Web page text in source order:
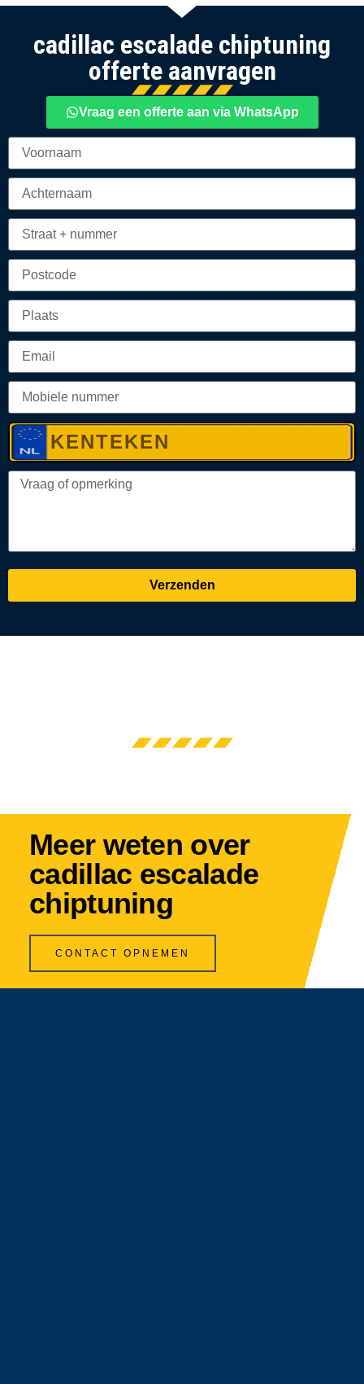
cadillac escalade chiptuning
offerte aanvragen
Vraag een offerte aan via WhatsApp
Verzenden
Meer weten over
cadillac escalade
chiptuning
CONTACT OPNEMEN